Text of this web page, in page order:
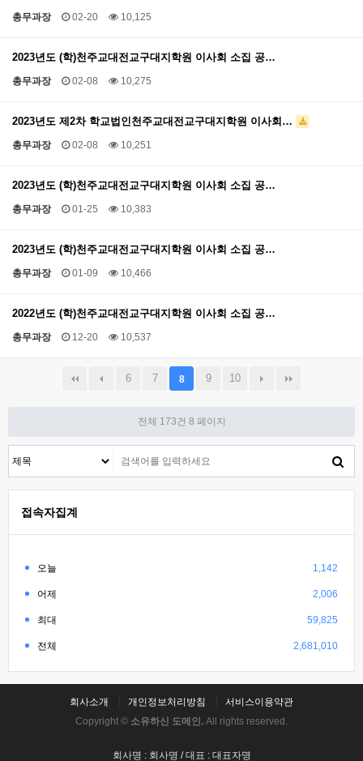
총무과장 02-20 10,125
2023년도 (학)천주교대전교구대지학원 이사회 소집 공…
총무과장 02-08 10,275
2023년도 제2차 학교법인천주교대전교구대지학원 이사회…
총무과장 02-08 10,251
2023년도 (학)천주교대전교구대지학원 이사회 소집 공…
총무과장 01-25 10,383
2023년도 (학)천주교대전교구대지학원 이사회 소집 공…
총무과장 01-09 10,466
2022년도 (학)천주교대전교구대지학원 이사회 소집 공…
총무과장 12-20 10,537
6 7 8 9 10
전체 173건 8 페이지
접속자집계
오늘 1,142
어제 2,006
최대 59,825
전체 2,681,010
회사소개 개인정보처리방침
서비스이용약관
Copyright © 소유하신 도메인. All rights reserved.
회사명 : 회사명 / 대표 : 대표자명